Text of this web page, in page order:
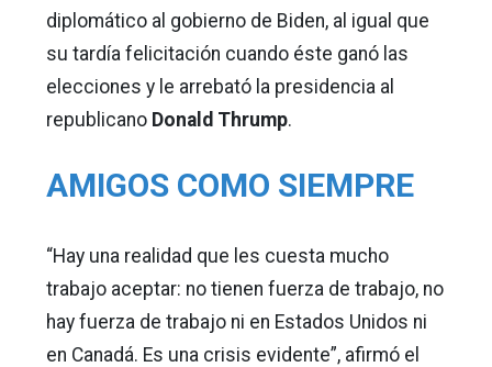
diplomático al gobierno de Biden, al igual que
su tardía felicitación cuando éste ganó las
elecciones y le arrebató la presidencia al
republicano Donald Thrump.
AMIGOS COMO SIEMPRE
“Hay una realidad que les cuesta mucho
trabajo aceptar: no tienen fuerza de trabajo, no
hay fuerza de trabajo ni en Estados Unidos ni
en Canadá. Es una crisis evidente”, afirmó el